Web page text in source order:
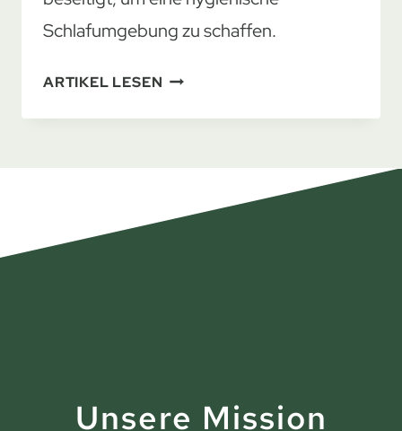
Schlafumgebung zu schaffen.
ARTIKEL LESEN BEKÄMPFE
RATGEBER
FÜR
Unsere Mission